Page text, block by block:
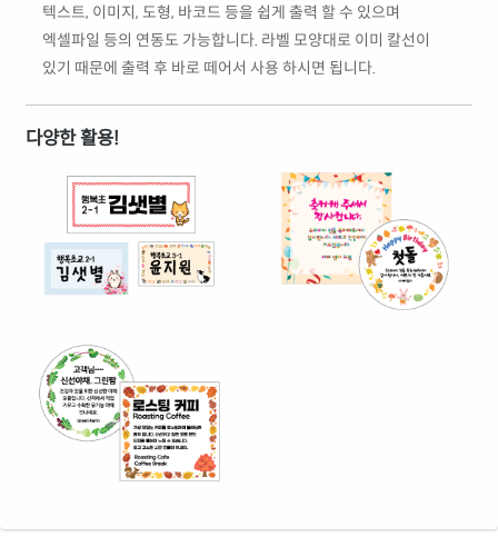
텍스트, 이미지, 도형, 바코드 등을 쉽게 출력 할 수 있으며
엑셀파일 등의 연동도 가능합니다. 라벨 모양대로 이미 칼선이
있기 때문에 출력 후 바로 떼어서 사용 하시면 됩니다.
다양한 활용!